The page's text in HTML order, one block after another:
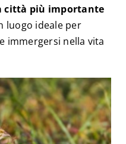
città più importante
luogo ideale per
immergersi nella vita